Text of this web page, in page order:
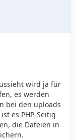
wird ja für
es werden
bei den uploads
es PHP-Seitig
die Dateien in